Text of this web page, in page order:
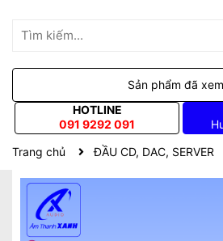
Sản phẩm đã xem
HOTLINE
091 9292 091
Trang chủ
ĐẦU CD, DAC, SERVER